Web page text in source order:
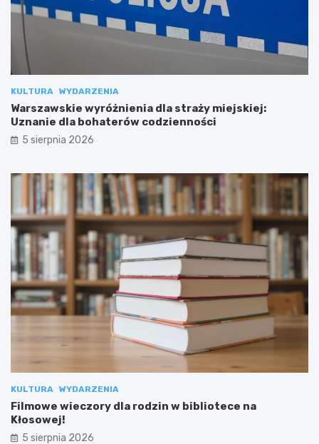
KULTURA WYDARZENIA
Warszawskie wyróżnienia dla straży miejskiej:
Uznanie dla bohaterów codzienności
5 sierpnia 2026
KULTURA WYDARZENIA
Filmowe wieczory dla rodzin w bibliotece na
Kłosowej!
5 sierpnia 2026